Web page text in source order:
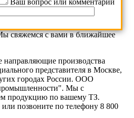
Ваш вопрос или комментарий
свяжемся с вами в ближайшее
производства
представителя в Москве,
городах России. ООО
Мы с
продукцию по вашему ТЗ.
позвоните по телефону 8 800